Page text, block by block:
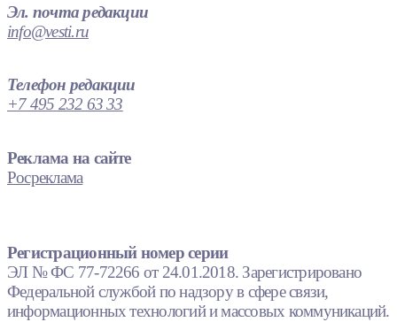
Эл. почта редакции
info@vesti.ru
Телефон редакции
+7 495 232 63 33
Реклама на сайте
Росреклама
Регистрационный номер серии
ЭЛ № ФС 77-72266 от 24.01.2018. Зарегистрировано
Федеральной службой по надзору в сфере связи,
информационных технологий и массовых коммуникаций.